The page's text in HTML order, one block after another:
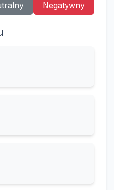
Negatywny